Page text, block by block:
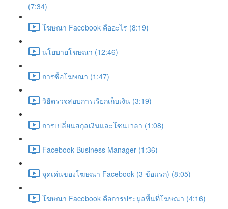
(7:34)
โฆษณา Facebook คืออะไร (8:19)
นโยบายโฆษณา (12:46)
การซื้อโฆษณา (1:47)
วิธีตรวจสอบการเรียกเก็บเงิน (3:19)
การเปลี่ยนสกุลเงินและโซนเวลา (1:08)
Facebook Business Manager (1:36)
จุดเด่นของโฆษณา Facebook (3 ข้อแรก) (8:05)
โฆษณา Facebook คือการประมูลพื้นที่โฆษณา (4:16)